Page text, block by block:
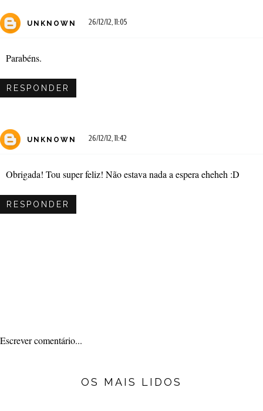
UNKNOWN 26/12/12, 11:05
Parabéns.
RESPONDER
UNKNOWN 26/12/12, 11:42
Obrigada! Tou super feliz! Não estava nada a espera eheheh :D
RESPONDER
Escrever comentário...
OS MAIS LIDOS